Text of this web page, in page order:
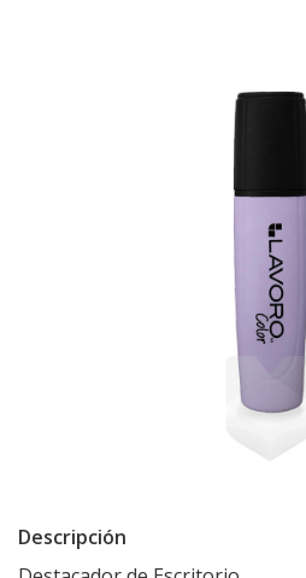
Descripción